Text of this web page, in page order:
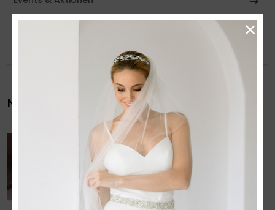
NEUESTE BEITRÄGE
Brautmoden-Trends 2026 in Brandenburg –
Dein Traumkleid bei Eleganz
October 1,2025
×